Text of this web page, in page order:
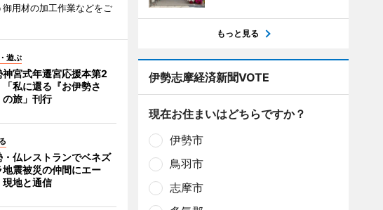
用材の加工作業などをご
遊ぶ
神宮式年遷宮応援本第2
私に還る『お伊勢さ
の旅」刊行
・仏レストランでベネズ
地震被災の仲間にエー
地と通信
もっと見る
伊勢志摩経済新聞VOTE
現在お住まいはどちらですか？
伊勢市
鳥羽市
志摩市